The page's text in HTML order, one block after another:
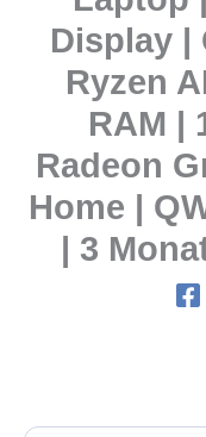
Display |
Ryzen
RAM |
Radeon
Home |
| 3